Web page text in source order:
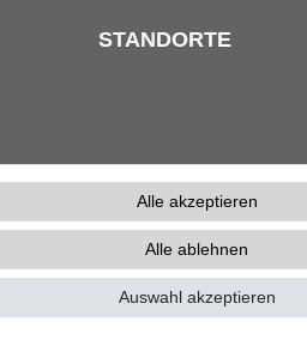
STANDORTE
Kontakt
Alle akzeptieren
Alle ablehnen
Auswahl akzeptieren